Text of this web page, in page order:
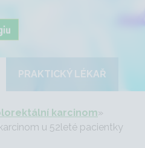
PRAKTICKÝ LÉKAŘ
karcinom»
u 52leté pacientky